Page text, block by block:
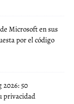
Microsoft en sus
por el código
50
privacidad